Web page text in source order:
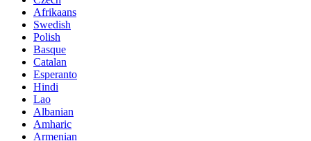
Afrikaans
Swedish
Polish
Basque
Catalan
Esperanto
Hindi
Lao
Albanian
Amharic
Armenian